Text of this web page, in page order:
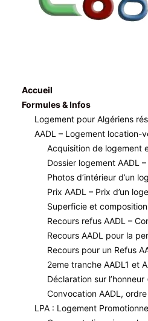
Accueil
Formules & Infos
Logement pour Algériens
AADL – Logement location-
Acquisition de logement
Dossier logement AADL
Photos d’intérieur d’un
Prix AADL – Prix d’un
Superficie et
Recours refus AADL –
Recours AADL pour la
Recours pour un Refus
2eme tranche AADL1 et
Déclaration sur
Convocation AADL,
LPA : Logement